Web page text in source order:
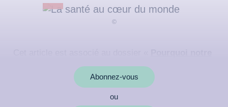
santé est-elle liée à celle de la planète ?
Abonnez-vous
ou